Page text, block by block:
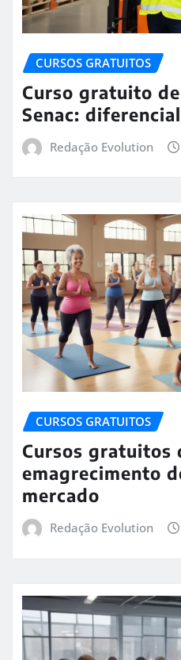
CURSOS GRATUITOS
Curso gratuito
Senac:
Redação Evolution
CURSOS GRATUITOS
Cursos gratuitos
emagrecimento
mercado
Redação Evolution